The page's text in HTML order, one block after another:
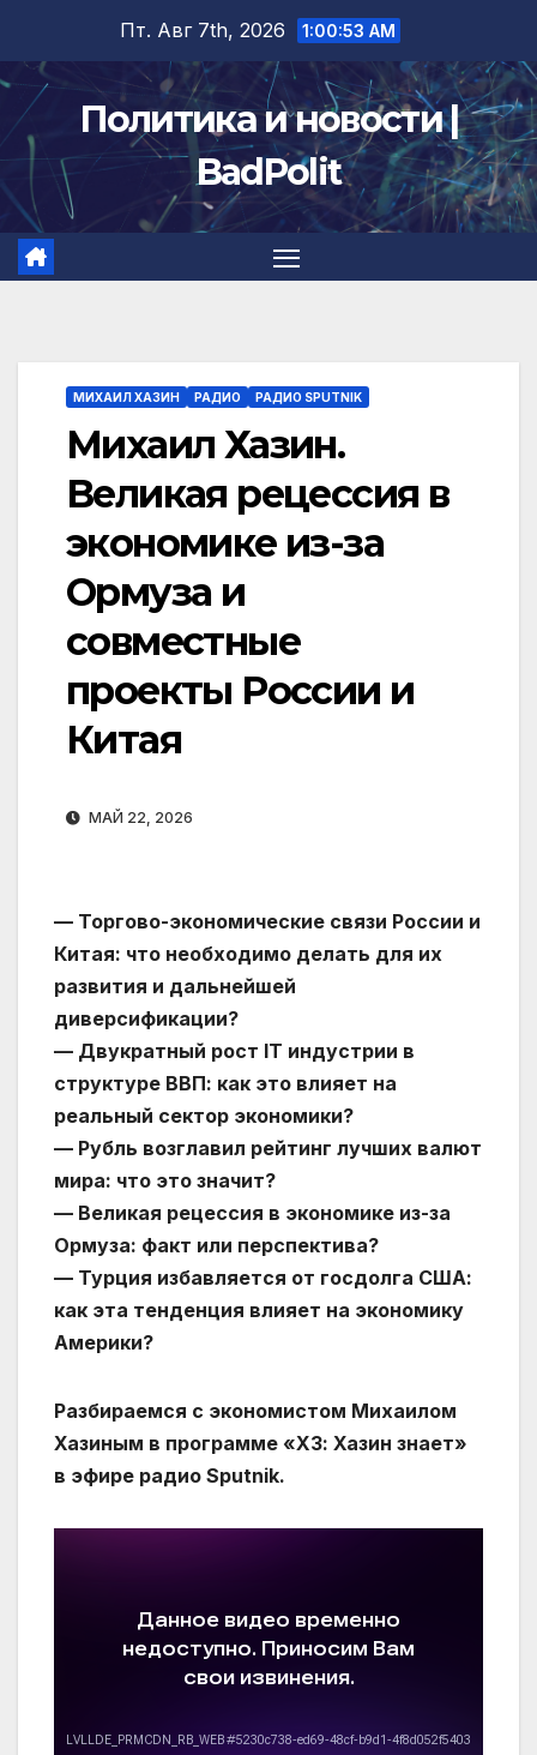
содержимому
Пт. Авг 7th, 2026 1:00:53 AM
Политика и новости |
BadPolit
МИХАИЛ ХАЗИН РАДИО РАДИО SPUTNIK
Михаил Хазин.
Великая рецессия в
экономике из-за
Ормуза и
совместные
проекты России и
Китая
МАЙ 22, 2026
— Торгово-экономические связи России и
Китая: что необходимо делать для их
развития и дальнейшей
диверсификации?
— Двукратный рост IT индустрии в
структуре ВВП: как это влияет на
реальный сектор экономики?
— Рубль возглавил рейтинг лучших валют
мира: что это значит?
— Великая рецессия в экономике из-за
Ормуза: факт или перспектива?
— Турция избавляется от госдолга США:
как эта тенденция влияет на экономику
Америки?
Разбираемся с экономистом Михаилом
Хазиным в программе «ХЗ: Хазин знает»
в эфире радио Sputnik.